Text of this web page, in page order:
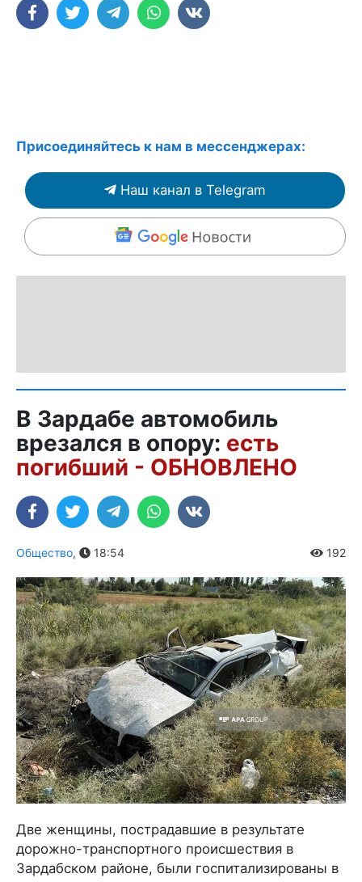
Присоединяйтесь к нам в мессенджерах:
Наш канал в Telegram
В Зардабе автомобиль
врезался в опору: есть
погибший - ОБНОВЛЕНО
Общество, 18:54 192
Две женщины, пострадавшие в результате
дорожно-транспортного происшествия в
Зардабском районе, были госпитализированы в